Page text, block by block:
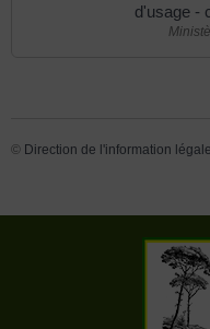
d'usage -
© Direction de l'information